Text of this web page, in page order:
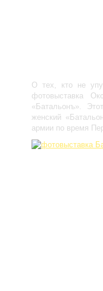
О тех, кто не
фотовыставка
«Батальонъ».
женский
армии по время